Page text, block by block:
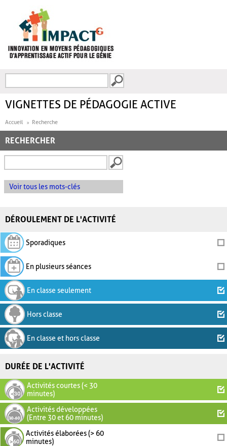
FORMULAIRE DE
VIGNETTES DE PÉDAGOGIE ACTIVE
Accueil Recherche
RECHERCHER
Voir tous les mots-clés
DÉROULEMENT DE L'ACTIVITÉ
Sporadiques
En plusieurs séances
En classe seulement
Hors classe
En classe et hors classe
DURÉE DE L'ACTIVITÉ
Activités courtes (< 30
minutes)
Activités développées
(Entre 30 et 60 minutes)
Activités élaborées (> 60
minutes)